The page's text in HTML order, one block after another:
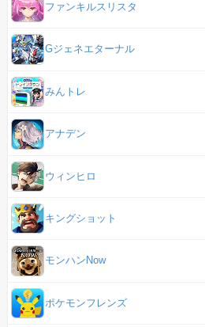
ファンキルスリスタ
Gジェネエターナル
みんトレ
アナデン
ウィンヒロ
キングショット
モンハンNow
ポケモンフレンズ